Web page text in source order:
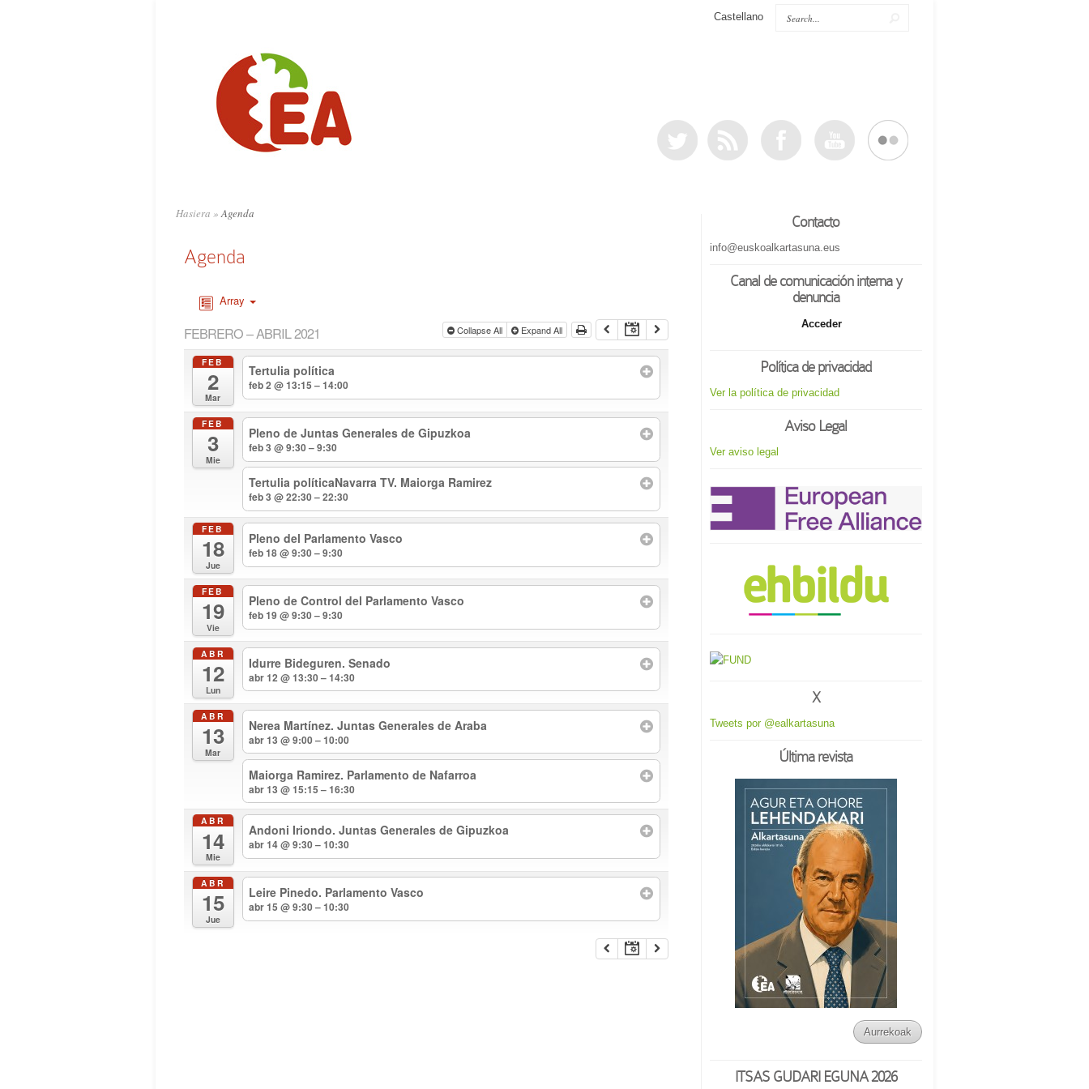
Castellano
Hasiera »Agenda
Agenda
Array
FEBRERO – ABRIL 2021 Collapse All Expand All
FEB
2
Mar
Tertulia política
feb 2 @ 13:15 – 14:00
FEB
3
Mie
Pleno de Juntas Generales de Gipuzkoa
feb 3 @ 9:30 – 9:30
Tertulia políticaNavarra TV. Maiorga Ramirez
feb 3 @ 22:30 – 22:30
FEB
18
Jue
Pleno del Parlamento Vasco
feb 18 @ 9:30 – 9:30
FEB
19
Vie
Pleno de Control del Parlamento Vasco
feb 19 @ 9:30 – 9:30
ABR
12
Lun
Idurre Bideguren. Senado
abr 12 @ 13:30 – 14:30
ABR
13
Mar
Nerea Martínez. Juntas Generales de Araba
abr 13 @ 9:00 – 10:00
Maiorga Ramirez. Parlamento de Nafarroa
abr 13 @ 15:15 – 16:30
ABR
14
Mie
Andoni Iriondo. Juntas Generales de Gipuzkoa
abr 14 @ 9:30 – 10:30
ABR
15
Jue
Leire Pinedo. Parlamento Vasco
abr 15 @ 9:30 – 10:30
Contacto
info@euskoalkartasuna.eus
Canal de comunicación interna y
denuncia
Acceder
Política de privacidad
Ver la política de privacidad
Aviso Legal
Ver aviso legal
X
Tweets por @ealkartasuna
Última revista
Aurrekoak
ITSAS GUDARI EGUNA 2026